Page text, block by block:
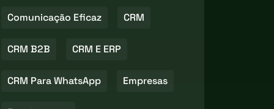
Comunicação Eficaz CRM
CRM B2B CRM E ERP
CRM Para WhatsApp Empresas